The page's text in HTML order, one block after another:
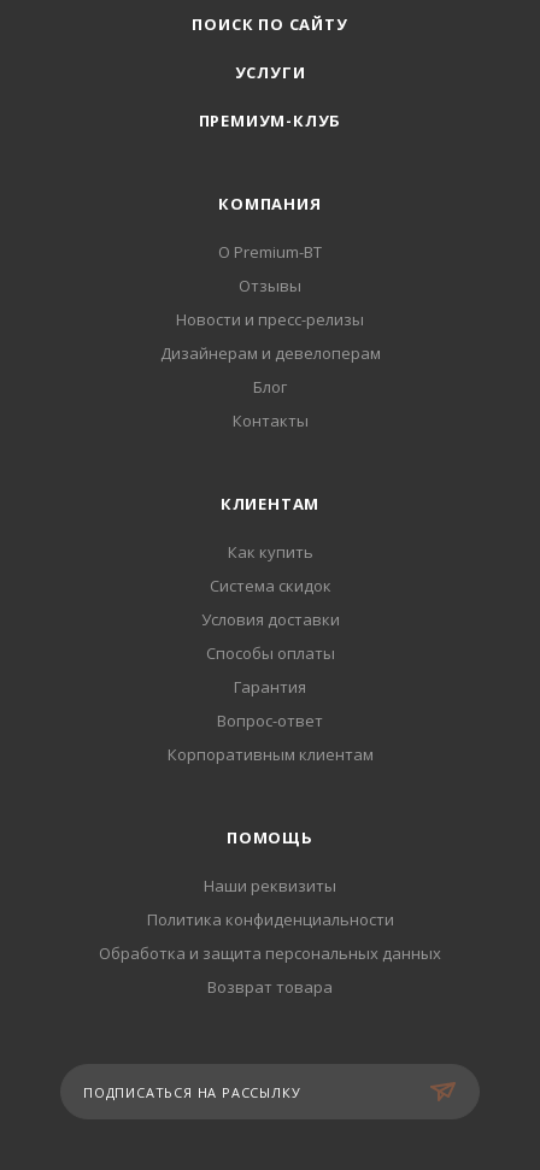
ПОИСК ПО САЙТУ
УСЛУГИ
ПРЕМИУМ-КЛУБ
КОМПАНИЯ
О Premium-BT
Отзывы
Новости и пресс-релизы
Дизайнерам и девелоперам
Блог
Контакты
КЛИЕНТАМ
Как купить
Система скидок
Условия доставки
Способы оплаты
Гарантия
Вопрос-ответ
Корпоративным клиентам
ПОМОЩЬ
Наши реквизиты
Политика конфиденциальности
Обработка и защита персональных данных
Возврат товара
ПОДПИСАТЬСЯ НА РАССЫЛКУ